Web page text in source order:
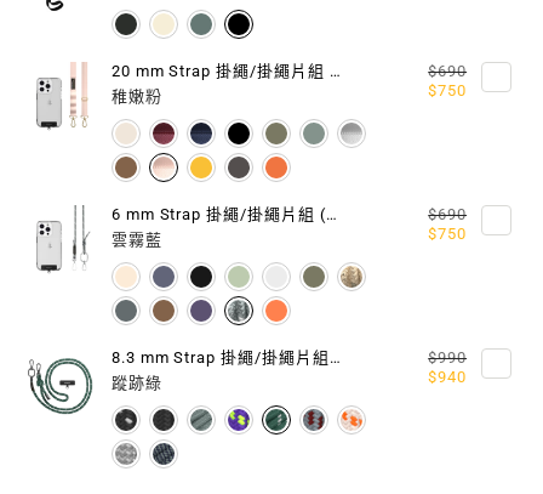
(相
容
IOS
ANDROID
手
(相
容
IOS
/
ANDROID
機
殼)
20 mm Strap 掛繩/掛繩片組 (相容 iOS / Android 手機殼)
稚嫩粉
$690
$750
6 mm Strap 掛繩/掛繩片組 (相容 iOS / Android 手機殼)
雲霧藍
$690
$750
8.3 mm Strap 掛繩/掛繩片組 (相容 iOS / Android 手機殼)
蹤跡綠
$990
$940